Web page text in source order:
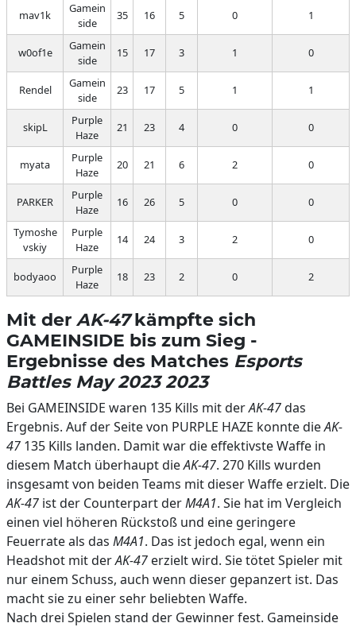
mav1k
Gamein
side
35 16 5 0 1
w0of1e
Gamein
side
15 17 3 1 0
Rendel
Gamein
side
23 17 5 1 1
skipL
Purple
Haze
21 23 4 0 0
myata
Purple
Haze
20 21 6 2 0
PARKER
Purple
Haze
16 26 5 0 0
Tymoshe
vskiy
Purple
Haze
14 24 3 2 0
bodyaoo
Purple
Haze
18 23 2 0 2
Mit der AK-47kämpfte sich
GAMEINSIDE bis zum Sieg -
Ergebnisse des Matches Esports
Battles May 2023 2023
Bei GAMEINSIDE waren 135 Kills mit derAK-47das
Ergebnis. Auf der Seite von PURPLE HAZE konnte dieAK-
47 135 Kills landen. Damit war die effektivste Waffe in
diesem Match überhaupt dieAK-47. 270 Kills wurden
insgesamt von beiden Teams mit dieser Waffe erzielt. Die
AK-47 ist der Counterpart derM4A1. Sie hat im Vergleich
einen viel höheren Rückstoß und eine geringere
Feuerrate als das M4A1. Das ist jedoch egal, wenn ein
Headshot mit derAK-47 erzielt wird. Sie tötet Spieler mit
nur einem Schuss, auch wenn dieser gepanzert ist. Das
macht sie zu einer sehr beliebten Waffe.
Nach drei Spielen stand der Gewinner fest. Gameinside